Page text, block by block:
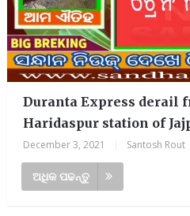
Duranta Express derail
Haridaspur station of
December 3, 2021 Santosh Rout
ଅଧିକ ପଢନ୍ତୁ